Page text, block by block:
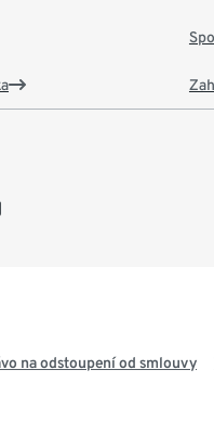
na odstoupení od smlouvy